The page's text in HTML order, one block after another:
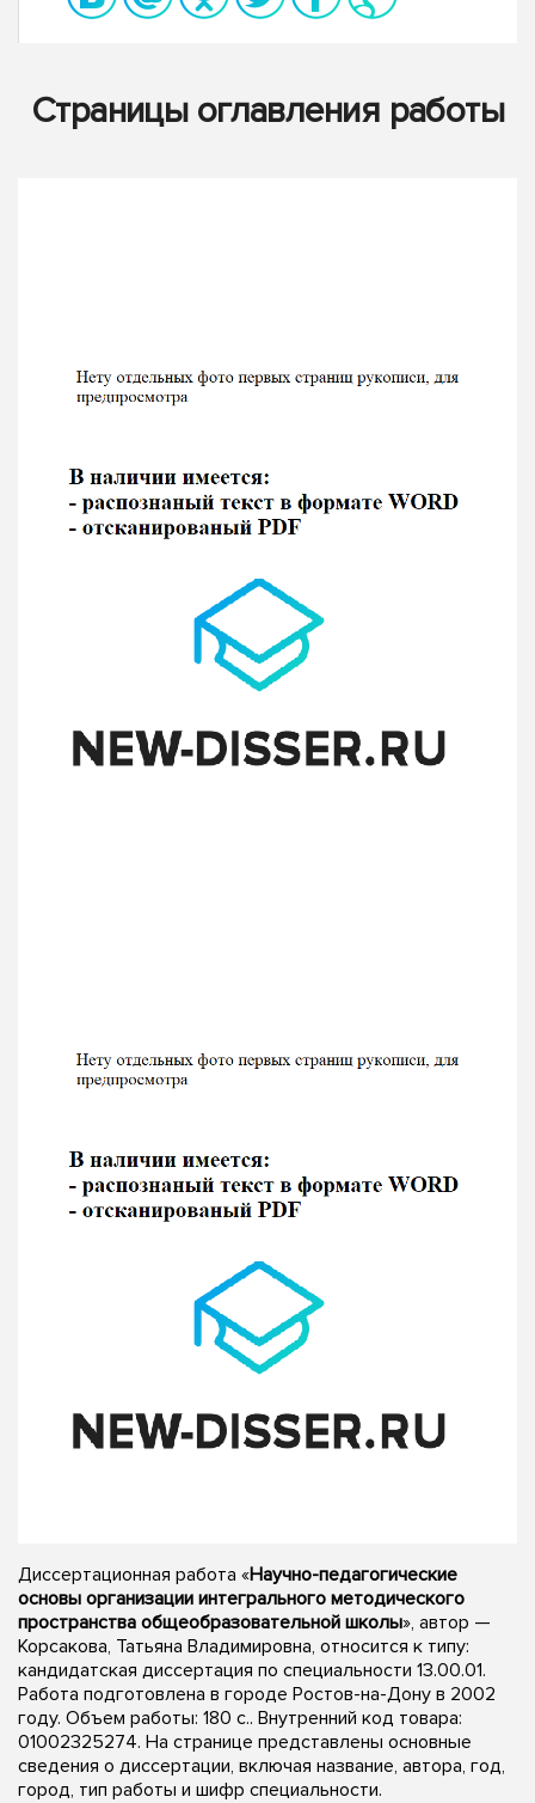
Страницы оглавления работы
Диссертационная работа «Научно-педагогические
основы организации интегрального методического
пространства общеобразовательной школы», автор —
Корсакова, Татьяна Владимировна, относится к типу:
кандидатская диссертация по специальности 13.00.01.
Работа подготовлена в городе Ростов-на-Дону в 2002
году. Объем работы: 180 с.. Внутренний код товара:
01002325274. На странице представлены основные
сведения о диссертации, включая название, автора, год,
город, тип работы и шифр специальности.